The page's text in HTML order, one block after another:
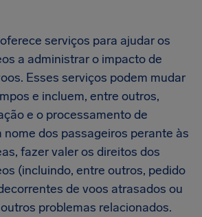
serviços para ajudar os
a administrar o impacto de
Esses serviços podem mudar
e incluem, entre outros,
e o processamento de
nome dos passageiros perante às
fazer valer os direitos dos
(incluindo, entre outros, pedido
de voos atrasados ou
problemas relacionados.